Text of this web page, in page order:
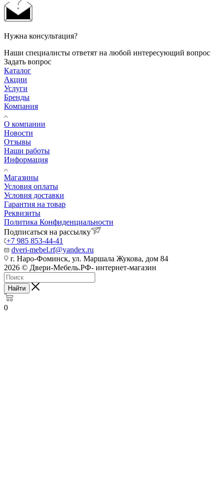
Нужна консультация?
Наши специалисты ответят на любой интересующий вопрос
Задать вопрос
Каталог
Акции
Услуги
Бренды
Компания
О компании
Новости
Отзывы
Наши работы
Информация
Магазины
Условия оплаты
Условия доставки
Гарантия на товар
Реквизиты
Политика Конфиденциальности
Подписаться на рассылку
+7 985 853-44-41
dveri-mebel.rf@yandex.ru
г. Наро-Фоминск, ул. Маршала Жукова, дом 84
2026 © Двери-Мебель.РФ- интернет-магазин
Найти
0